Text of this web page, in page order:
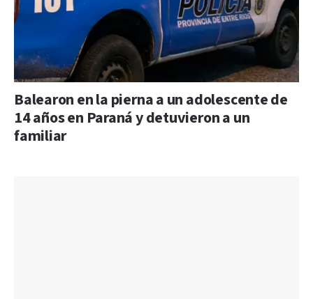
Balearon en la pierna a un adolescente de
14 años en Paraná y detuvieron a un
familiar